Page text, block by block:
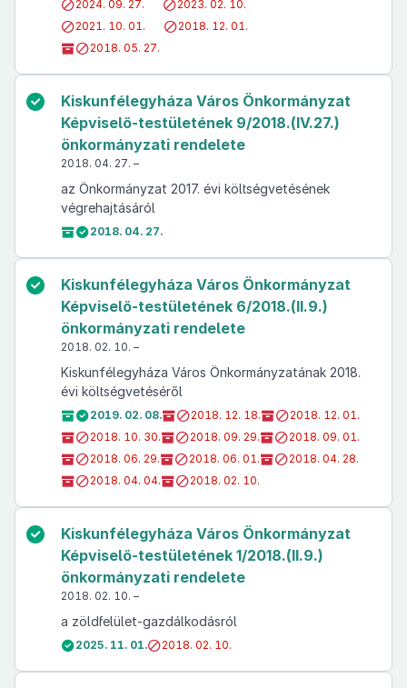
2024. 09. 27.
2023. 02. 10.
2021. 10. 01.
2018. 12. 01.
2018. 05. 27.
Kiskunfélegyháza Város Önkormányzat
Képviselő-testületének 9/2018.(IV.27.)
önkormányzati rendelete
2018. 04. 27. –
az Önkormányzat 2017. évi költségvetésének
végrehajtásáról
2018. 04. 27.
Kiskunfélegyháza Város Önkormányzat
Képviselő-testületének 6/2018.(II.9.)
önkormányzati rendelete
2018. 02. 10. –
Kiskunfélegyháza Város Önkormányzatának 2018.
évi költségvetéséről
2019. 02. 08. 2018. 12. 18.
2018. 12. 01.
2018. 10. 30.
2018. 09. 29.
2018. 09. 01.
2018. 06. 29.
2018. 06. 01.
2018. 04. 28.
2018. 04. 04.
2018. 02. 10.
Kiskunfélegyháza Város Önkormányzat
Képviselő-testületének 1/2018.(II.9.)
önkormányzati rendelete
2018. 02. 10. –
a zöldfelület-gazdálkodásról
2025. 11. 01. 2018. 02. 10.